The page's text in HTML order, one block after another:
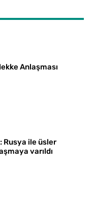
Anlaşması
Rusya ile üsler
varıldı